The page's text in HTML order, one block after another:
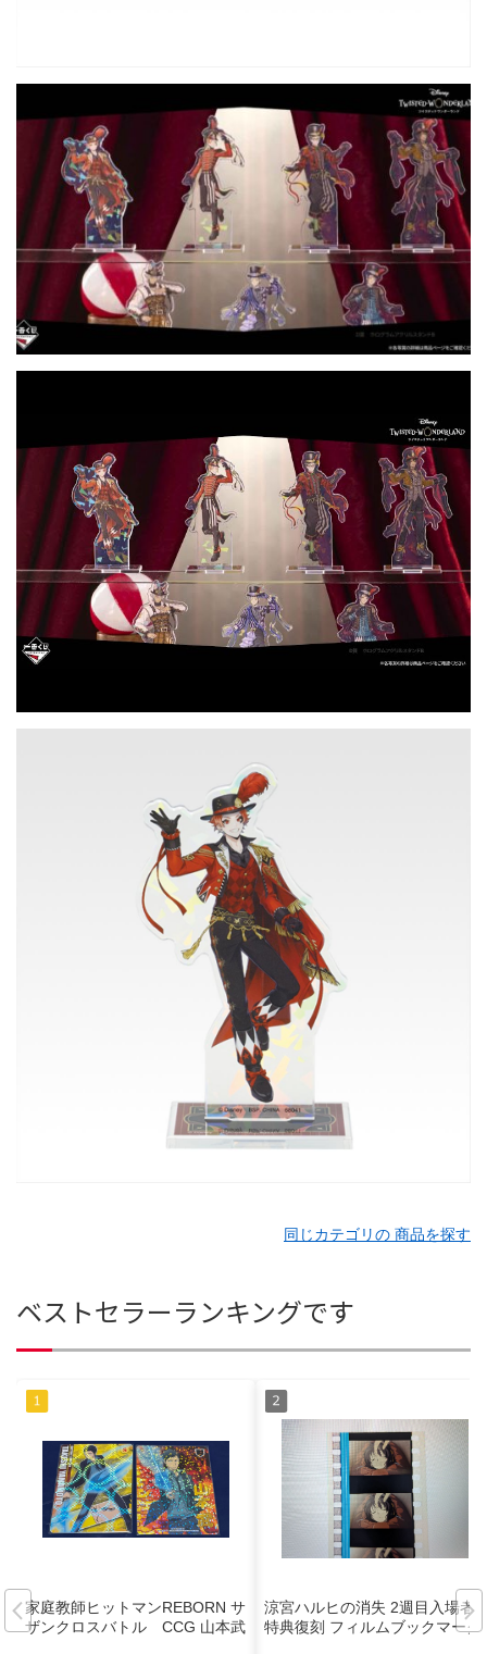
同じカテゴリの 商品を探す
ベストセラーランキングです
家庭教師ヒットマンREBORN サ
ザンクロスバトル CCG 山本武
涼宮ハルヒの消失 2週目入場者
特典復刻 フィルムブックマーク